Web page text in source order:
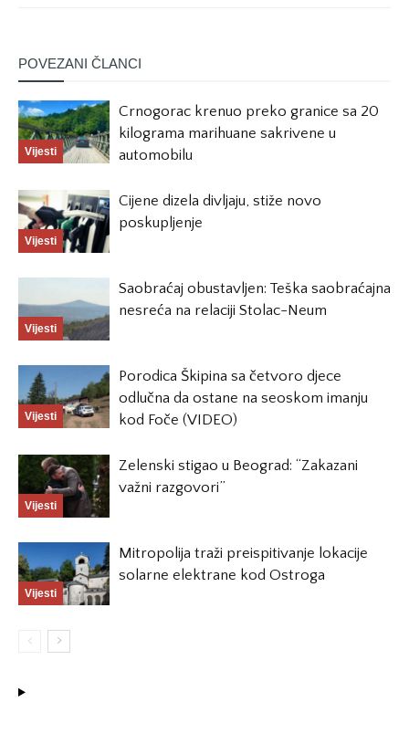
POVEZANI ČLANCI
Vijesti
Crnogorac krenuo preko granice sa 20
kilograma marihuane sakrivene u
automobilu
Vijesti
Cijene dizela divljaju, stiže novo
poskupljenje
Vijesti
Saobraćaj obustavljen: Teška saobraćajna
nesreća na relaciji Stolac-Neum
Vijesti
Porodica Škipina sa četvoro djece
odlučna da ostane na seoskom imanju
kod Foče (VIDEO)
Vijesti
Zelenski stigao u Beograd: “Zakazani
važni razgovori”
Vijesti
Mitropolija traži preispitivanje lokacije
solarne elektrane kod Ostroga